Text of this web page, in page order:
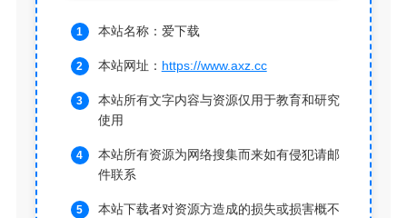
本站名称：爱下载
本站网址： https://www.axz.cc
本站所有文字内容与资源仅用于教育和研究
使用
本站所有资源为网络搜集而来如有侵犯请邮
件联系
本站下载者对资源方造成的损失或损害概不